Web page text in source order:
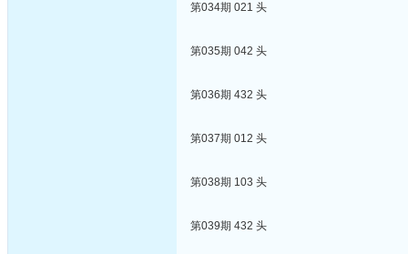
第034期 021 头
第035期 042 头
第036期 432 头
第037期 012 头
第038期 103 头
第039期 432 头